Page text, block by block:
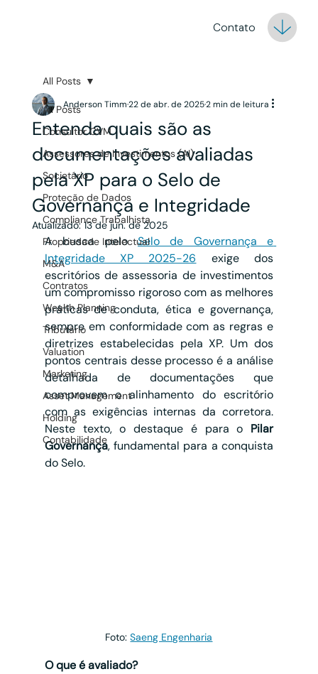
Contato
All Posts
Consultor CVM
Assessores de Investimentos (AI)
Societário
Proteção de Dados
Compliance Trabalhista
Propriedade Intelectual
M&A
Contratos
Wealth Planning
Tributário
Valuation
Marketing
Asset Management
Holding
Contabilidade
All Posts
Entenda quais são as
documentações avaliadas
pela XP para o Selo de
Governança e Integridade
Anderson Timm22 de abr. de 20252 min de leitura
Atualizado:13 de jun. de 2025
A busca pelo Selo de Governança e
Integridade XP 2025-26 exige dos
escritórios de assessoria de investimentos
um compromisso rigoroso com as melhores
práticas de conduta, ética e governança,
sempre em conformidade com as regras e
diretrizes estabelecidas pela XP. Um dos
pontos centrais desse processo é a análise
detalhada de documentações que
comprovem o alinhamento do escritório
com as exigências internas da corretora.
Neste texto, o destaque é para o Pilar
Governança, fundamental para a conquista
do Selo.
Foto: Saeng Engenharia
O que é avaliado?